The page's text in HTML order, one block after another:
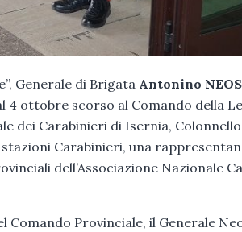
Generale di Brigata Antonino
4 ottobre scorso al Comando della
dei Carabinieri di Isernia, Colonnello
Carabinieri, una
dell’Associazione Nazionale
Provinciale, il Generale